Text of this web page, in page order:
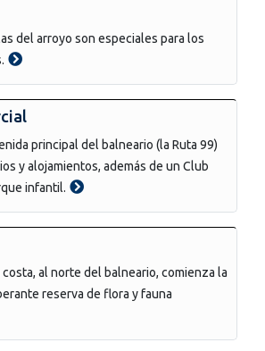
del arroyo son especiales para los
principal del balneario (la Ruta 99)
y alojamientos, además de un Club
infantil.
al norte del balneario, comienza la
reserva de flora y fauna